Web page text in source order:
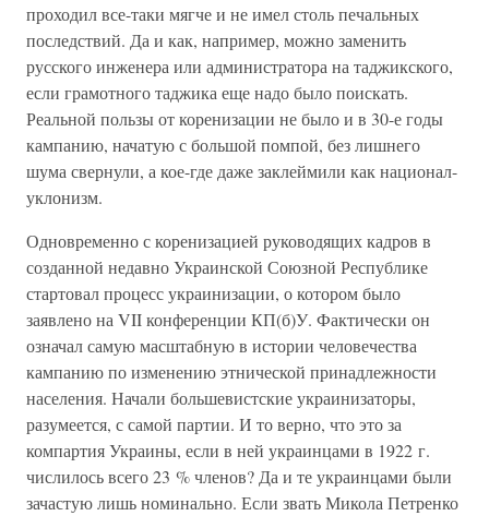
проходил все-таки мягче и не имел столь печальных
последствий. Да и как, например, можно заменить
русского инженера или администратора на таджикского,
если грамотного таджика еще надо было поискать.
Реальной пользы от коренизации не было и в 30-е годы
кампанию, начатую с большой помпой, без лишнего
шума свернули, а кое-где даже заклеймили как национал-
уклонизм.
Одновременно с коренизацией руководящих кадров в
созданной недавно Украинской Союзной Республике
стартовал процесс украинизации, о котором было
заявлено на VII конференции КП(б)У. Фактически он
означал самую масштабную в истории человечества
кампанию по изменению этнической принадлежности
населения. Начали большевистские украинизаторы,
разумеется, с самой партии. И то верно, что это за
компартия Украины, если в ней украинцами в 1922 г.
числилось всего 23 % членов? Да и те украинцами были
зачастую лишь номинально. Если звать Микола Петренко